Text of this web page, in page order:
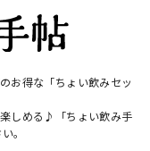
お得な「ちょい飲みセッ
しめる♪「ちょい飲み手
。